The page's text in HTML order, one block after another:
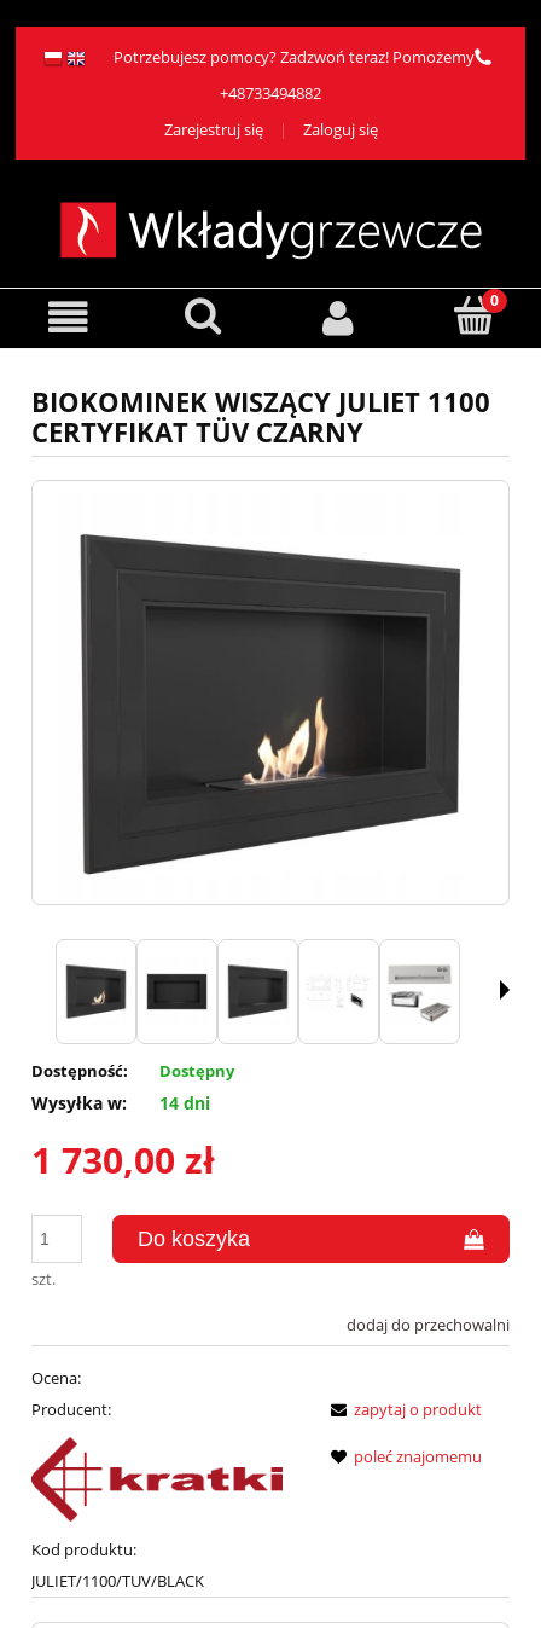
Potrzebujesz pomocy? Zadzwoń teraz! Pomożemy
+48733494882
Zarejestruj się
Zaloguj się
BIOKOMINEK WISZĄCY JULIET 1100
CERTYFIKAT TÜV CZARNY
Dostępność: Dostępny
Wysyłka w: 14 dni
1 730,00 zł
szt.
dodaj do przechowalni
Ocena:
Producent:
Kod produktu:
JULIET/1100/TUV/BLACK
zapytaj o produkt
poleć znajomemu